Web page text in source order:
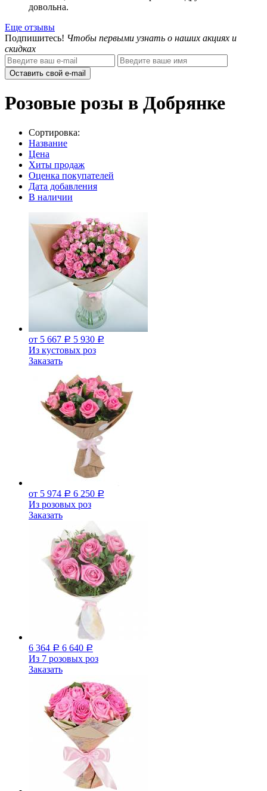
довольна.
Еще отзывы
Подпишитесь! Чтобы первыми узнать о наших акциях и
скидках
Оставить свой e-mail
Розовые розы в Добрянке
Сортировка:
Название
Цена
Хиты продаж
Оценка покупателей
Дата добавления
В наличии
от 5 667 Р 5 930 Р
Из кустовых роз
Заказать
от 5 974 Р 6 250 Р
Из розовых роз
Заказать
6 364 Р 6 640 Р
Из 7 розовых роз
Заказать